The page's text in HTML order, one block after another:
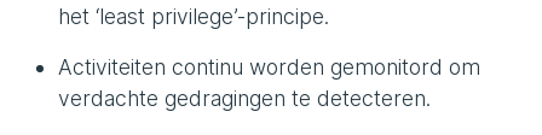
het ‘least privilege’-principe.
Activiteiten continu worden gemonitord om
verdachte gedragingen te detecteren.